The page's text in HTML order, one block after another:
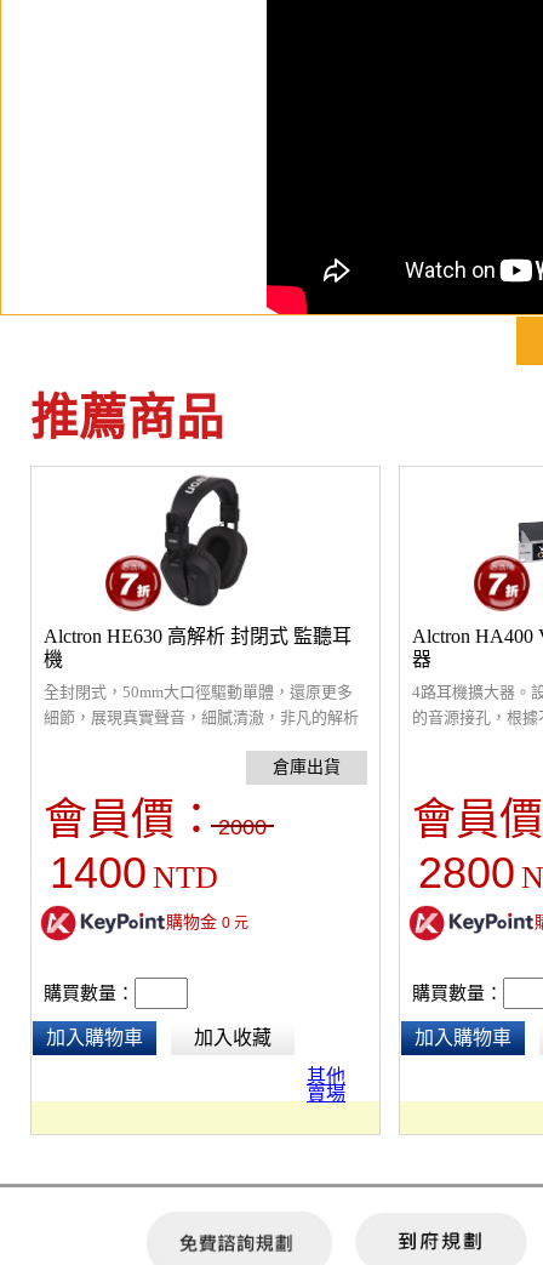
推薦商品
Alctron HE630 高解析 封閉式 監聽耳
機
全封閉式，50mm大口徑驅動單體，還原更多
細節，展現真實聲音，細膩清澈，非凡的解析
會員價：2000
1400 NTD
購物金 0元
購買數量：
加入購物車
加入收藏
其他
賣場
Alctron HA400
器
4路耳機擴大器。
的音源接孔，根
立調控音量，即
立擴大通道設計
會員
2800
購買數量：
加入購物車